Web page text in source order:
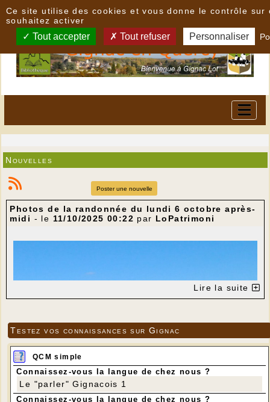
Nouvelles
Poster une nouvelle
Photos de la randonnée du lundi 6 octobre après-
midi - le 11/10/2025 00:22 par LoPatrimoni
Lire la suite
Testez vos connaissances sur Gignac
QCM simple
Connaissez-vous la langue de chez nous ?
Le "parler" Gignacois 1
Connaissez-vous la langue de chez nous ?
Ce site utilise des cookies et vous donne le contrôle sur
souhaitez activer
Tout accepter Tout refuser Personnaliser